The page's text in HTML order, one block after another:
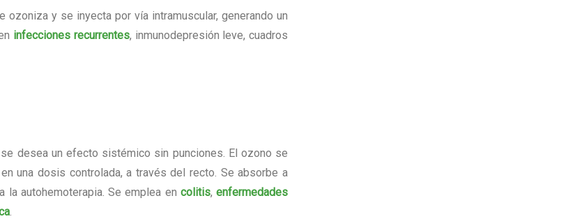
y se inyecta por vía intramuscular, generando un
infecciones recurrentes, inmunodepresión leve, cuadros
desea un efecto sistémico sin punciones. El ozono se
una dosis controlada, a través del recto. Se absorbe a
autohemoterapia. Se emplea en colitis, enfermedades